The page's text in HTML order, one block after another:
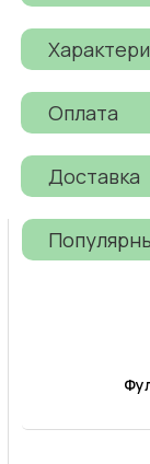
Оплата
Доставка